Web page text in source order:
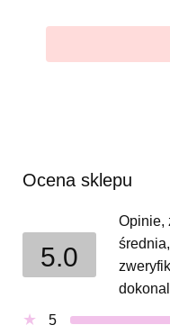
Ocena sklepu
5.0
Opinie,
5